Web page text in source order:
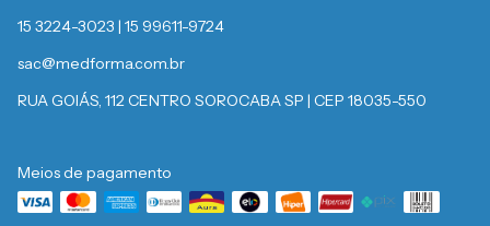
15 3224-3023 | 15 99611-9724
sac@medforma.com.br
RUA GOIÁS, 112 CENTRO SOROCABA SP | CEP 18035-550
Meios de pagamento